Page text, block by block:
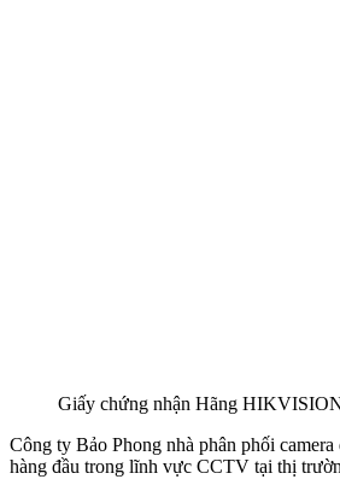
Giấy chứng nhận Hãng
Công ty Bảo Phong nhà phân phối camera
hàng đầu trong lĩnh vực CCTV tại thị